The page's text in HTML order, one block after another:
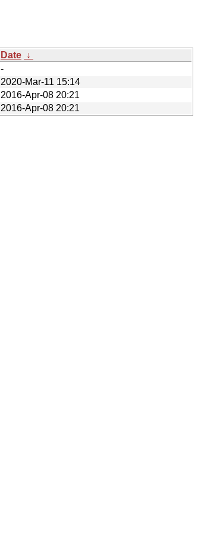
Date ↓
-
2020-Mar-11 15:14
2016-Apr-08 20:21
2016-Apr-08 20:21